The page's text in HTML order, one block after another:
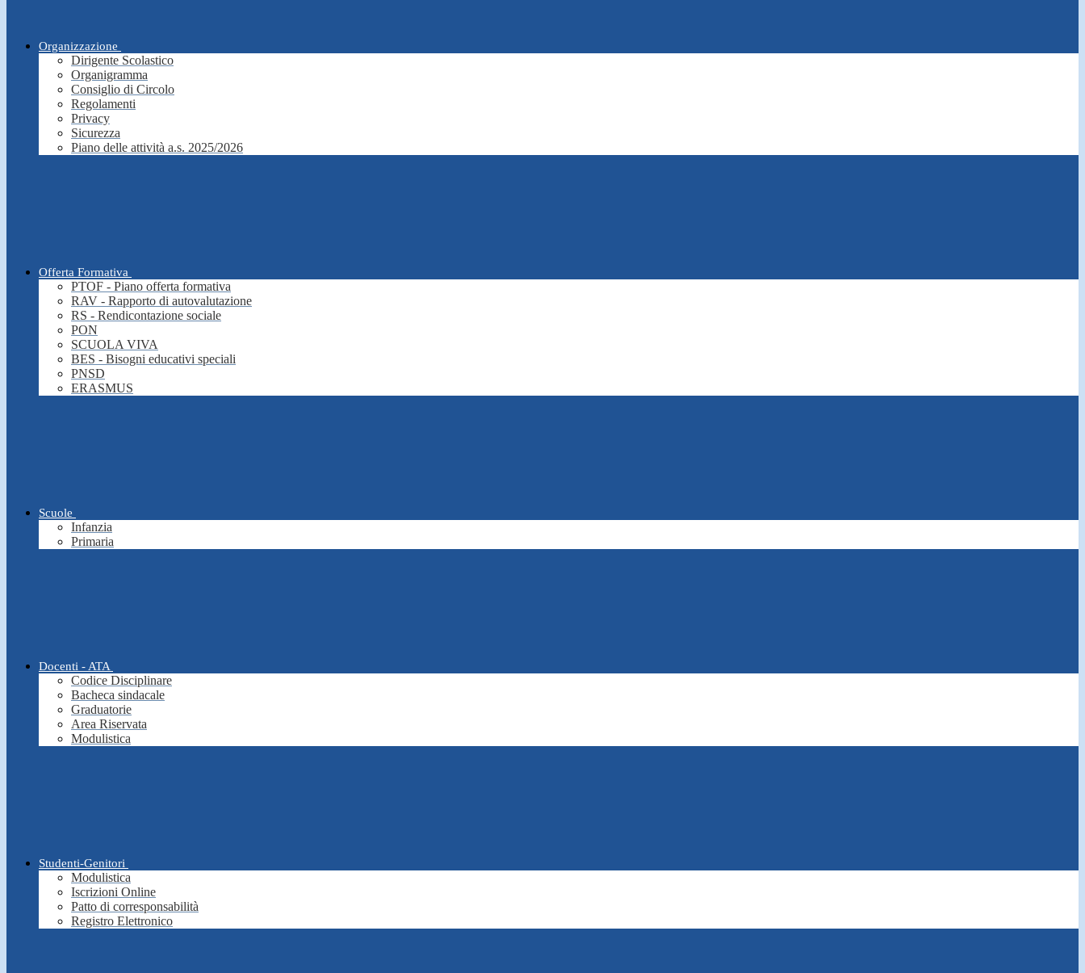
Organizzazione
Dirigente Scolastico
Organigramma
Consiglio di Circolo
Regolamenti
Privacy
Sicurezza
Piano delle attività a.s. 2025/2026
Offerta Formativa
PTOF - Piano offerta formativa
RAV - Rapporto di autovalutazione
RS - Rendicontazione sociale
PON
SCUOLA VIVA
BES - Bisogni educativi speciali
PNSD
ERASMUS
Scuole
Infanzia
Primaria
Docenti - ATA
Codice Disciplinare
Bacheca sindacale
Graduatorie
Area Riservata
Modulistica
Studenti-Genitori
Modulistica
Iscrizioni Online
Patto di corresponsabilità
Registro Elettronico